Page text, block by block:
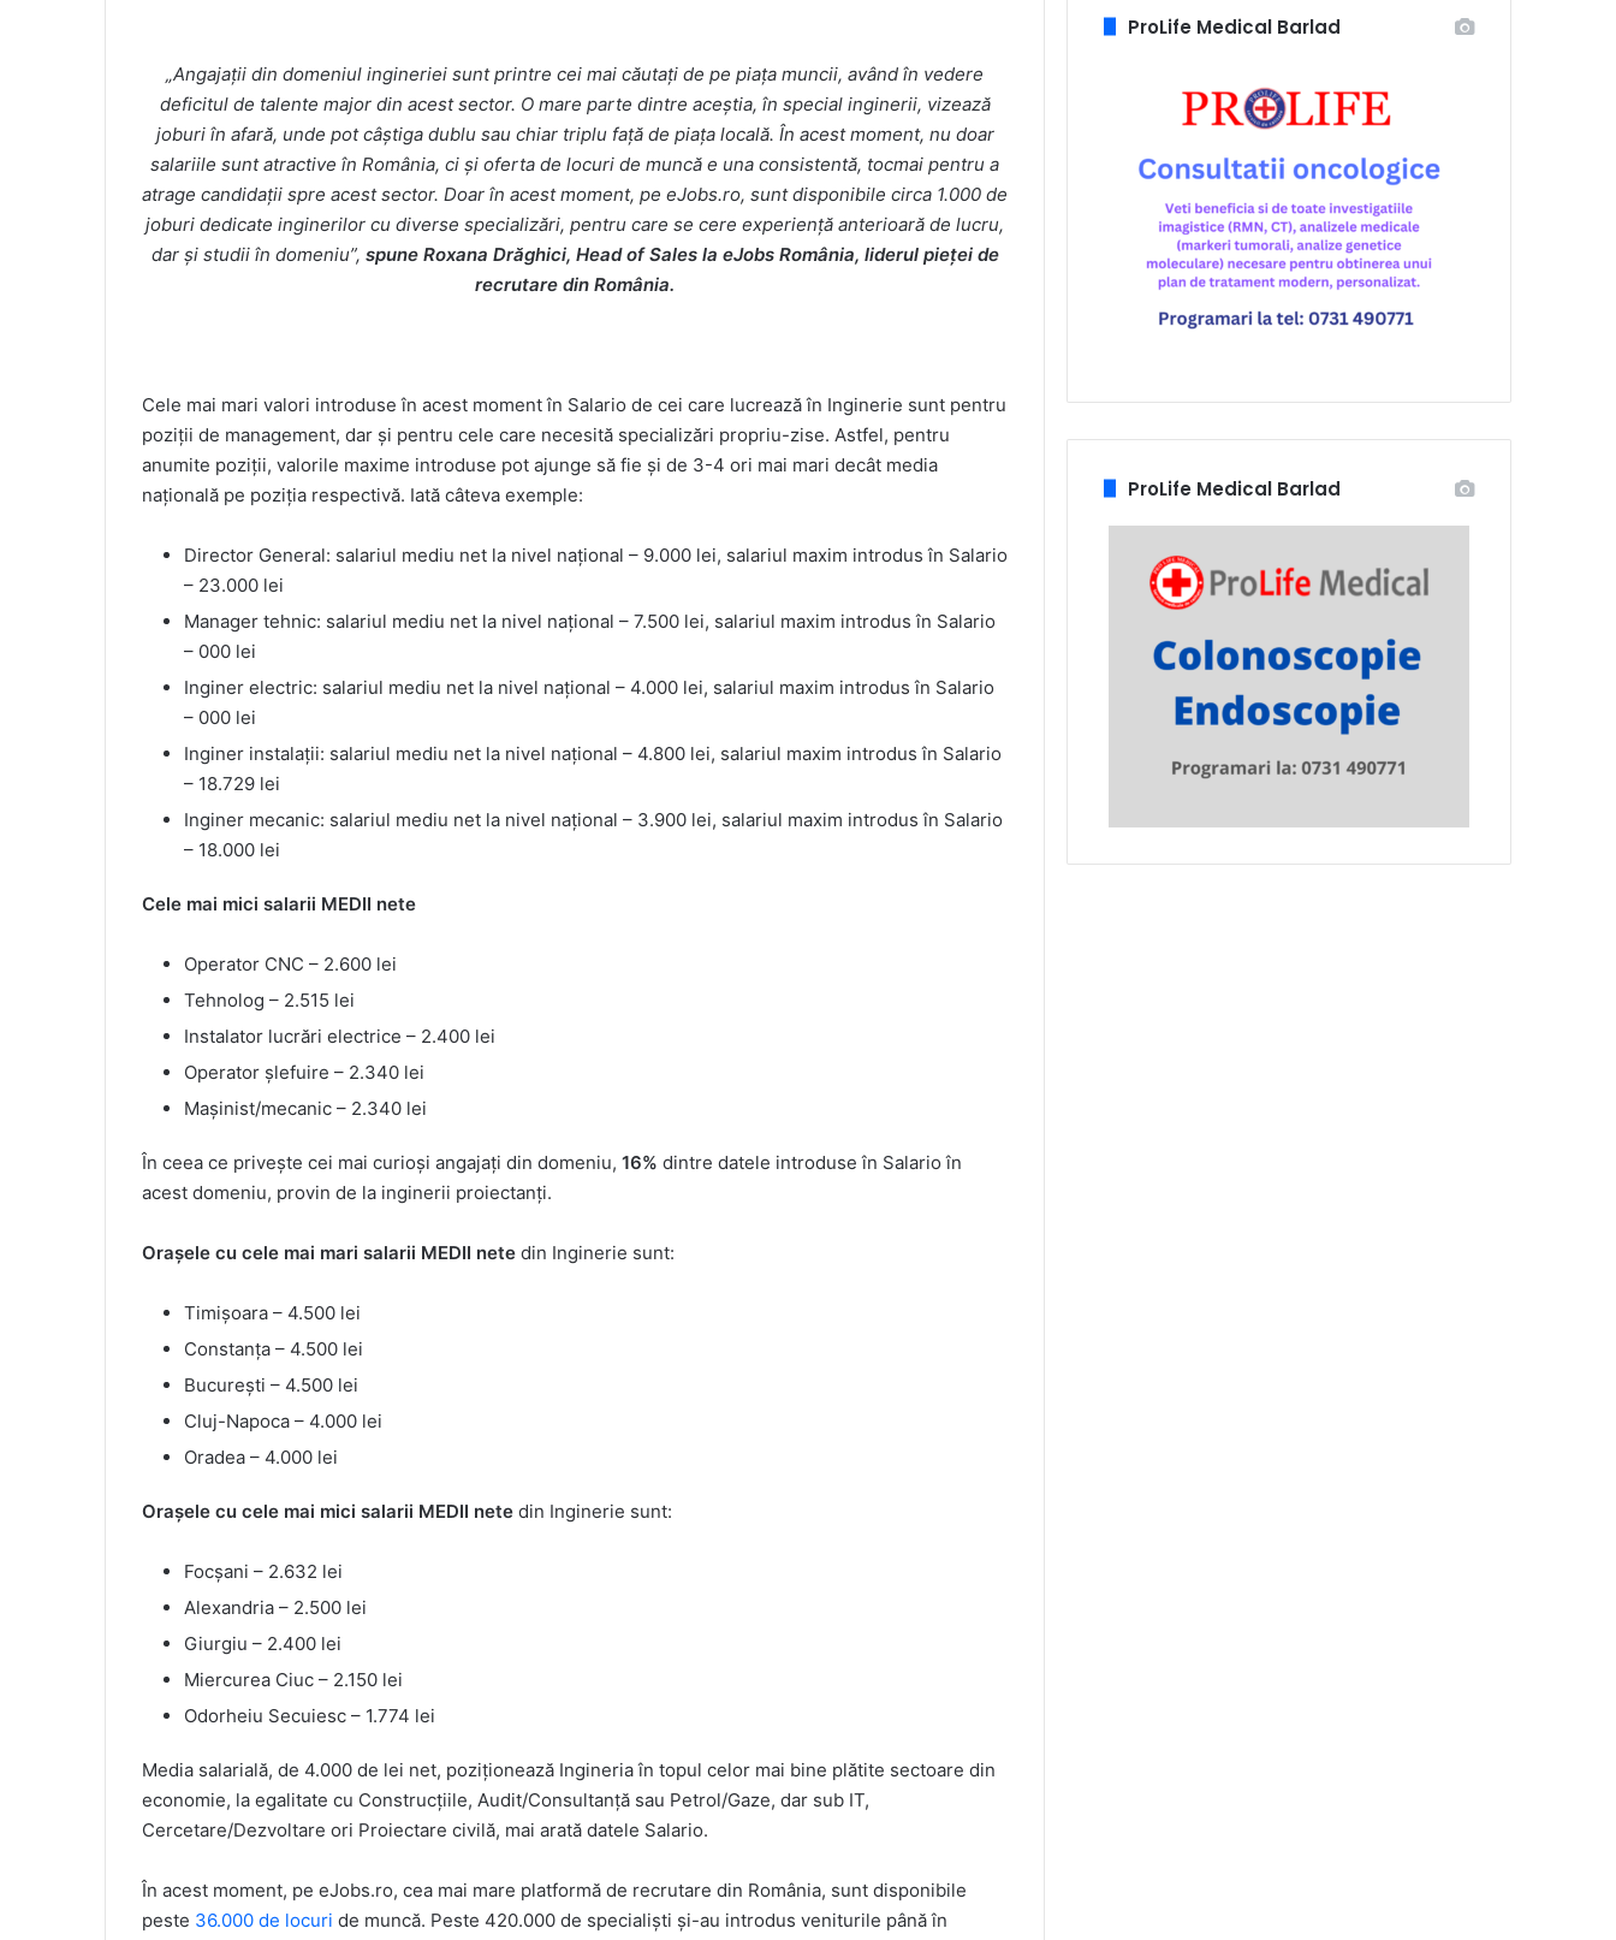
„Angajații din domeniul ingineriei sunt printre cei mai căutați de pe piața muncii, având în vedere
deficitul de talente major din acest sector. O mare parte dintre aceștia, în special inginerii, vizează
joburi în afară, unde pot câștiga dublu sau chiar triplu față de piața locală. În acest moment, nu doar
salariile sunt atractive în România, ci și oferta de locuri de muncă e una consistentă, tocmai pentru a
atrage candidații spre acest sector. Doar în acest moment, pe eJobs.ro, sunt disponibile circa 1.000 de
joburi dedicate inginerilor cu diverse specializări, pentru care se cere experiență anterioară de lucru,
dar și studii în domeniu”, spune Roxana Drăghici, Head of Sales la eJobs România, liderul pieței de
recrutare din România.
Cele mai mari valori introduse în acest moment în Salario de cei care lucrează în Inginerie sunt pentru
poziții de management, dar și pentru cele care necesită specializări propriu-zise. Astfel, pentru
anumite poziții, valorile maxime introduse pot ajunge să fie și de 3-4 ori mai mari decât media
națională pe poziția respectivă. Iată câteva exemple:
Director General: salariul mediu net la nivel național – 9.000 lei, salariul maxim introdus în Salario
– 23.000 lei
Manager tehnic: salariul mediu net la nivel național – 7.500 lei, salariul maxim introdus în Salario
– 000 lei
Inginer electric: salariul mediu net la nivel național – 4.000 lei, salariul maxim introdus în Salario
– 000 lei
Inginer instalații: salariul mediu net la nivel național – 4.800 lei, salariul maxim introdus în Salario
– 18.729 lei
Inginer mecanic: salariul mediu net la nivel național – 3.900 lei, salariul maxim introdus în Salario
– 18.000 lei
Cele mai mici salarii MEDII nete
Operator CNC – 2.600 lei
Tehnolog – 2.515 lei
Instalator lucrări electrice – 2.400 lei
Operator șlefuire – 2.340 lei
Mașinist/mecanic – 2.340 lei
În ceea ce privește cei mai curioși angajați din domeniu, 16% dintre datele introduse în Salario în
acest domeniu, provin de la inginerii proiectanți.
Orașele cu cele mai mari salarii MEDII nete din Inginerie sunt:
Timișoara – 4.500 lei
Constanța – 4.500 lei
București – 4.500 lei
Cluj-Napoca – 4.000 lei
Oradea – 4.000 lei
Orașele cu cele mai mici salarii MEDII nete din Inginerie sunt:
Focșani – 2.632 lei
Alexandria – 2.500 lei
Giurgiu – 2.400 lei
Miercurea Ciuc – 2.150 lei
Odorheiu Secuiesc – 1.774 lei
Media salarială, de 4.000 de lei net, poziționează Ingineria în topul celor mai bine plătite sectoare din
economie, la egalitate cu Construcțiile, Audit/Consultanță sau Petrol/Gaze, dar sub IT,
Cercetare/Dezvoltare ori Proiectare civilă, mai arată datele Salario.
În acest moment, pe eJobs.ro, cea mai mare platformă de recrutare din România, sunt disponibile
peste 36.000 de locuri de muncă. Peste 420.000 de specialiști și-au introdus veniturile până în
ProLife Medical Barlad
ProLife Medical Barlad